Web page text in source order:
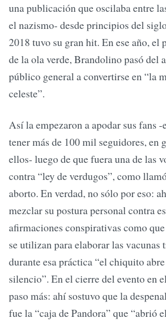
una publicación que oscilaba entre
el nazismo- desde principios del
2018 tuvo su gran hit. En ese año, el
de la ola verde, Brandolino pasó del
público general a convertirse en “la
celeste”.
Así la empezaron a apodar sus fans
tener más de 100 mil seguidores, en
ellos- luego de que fuera una de las
contra “ley de verdugos”, como
aborto. En verdad, no sólo por eso:
mezclar su postura personal contra
afirmaciones conspirativas como
se utilizan para elaborar las vacunas
durante esa práctica “el chiquito
silencio”. En el cierre del evento en
paso más: ahí sostuvo que la
fue la “caja de Pandora” que “abrió